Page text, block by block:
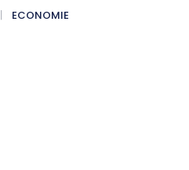
ECONOMIE